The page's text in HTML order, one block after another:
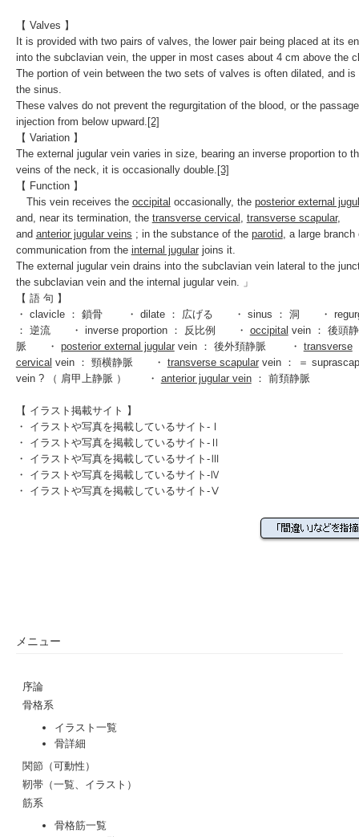
【 Valves 】
It is provided with two pairs of valves, the lower pair being placed at its
into the subclavian vein, the upper in most cases about 4 cm above the
The portion of vein between the two sets of valves is often dilated , and
the sinus
These valves do not prevent the regurgitationof the blood, or the
injection from below upward. [2]
【 Variation 】
The external jugular vein varies in size, bearing an inverse proportionto
veins of the neck, it is occasionally double. [3]
【 Function 】
This vein receives the occipital occasionally, the posterior external
and, near its termination, the transverse cervical transverse scapular,
and anterior jugular veins ; in the substance of the parotid , a large branch
communication from the internal jugularjoins it.
The external jugular vein drains into the subclavian vein lateral to the
the subclavian vein and the internal jugular vein. 」
【 語 句 】
・ clavicle ： 鎖骨 ・ dilate ： 広げる ・ sinus ： 洞 ・
： 逆流 ・ inverse proportion ： 反比例 ・ occipital vein ： 後頭静
脈 ・ posterior external jugularvein ： 後外頚静脈 ・ transverse
cervical vein ： 頸横静脈 ・ transverse scapularvein ： ＝
vein ? （ 肩甲上静脈 ） ・ anterior jugular vein： 前頚静脈
【 イラスト掲載サイト 】
・ イラストや写真を掲載しているサイト-Ⅰ
・ イラストや写真を掲載しているサイト-Ⅱ
・ イラストや写真を掲載しているサイト-Ⅲ
・ イラストや写真を掲載しているサイト-Ⅳ
・ イラストや写真を掲載しているサイト-Ⅴ
メニュー